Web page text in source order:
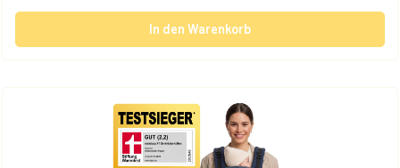
In den Warenkorb